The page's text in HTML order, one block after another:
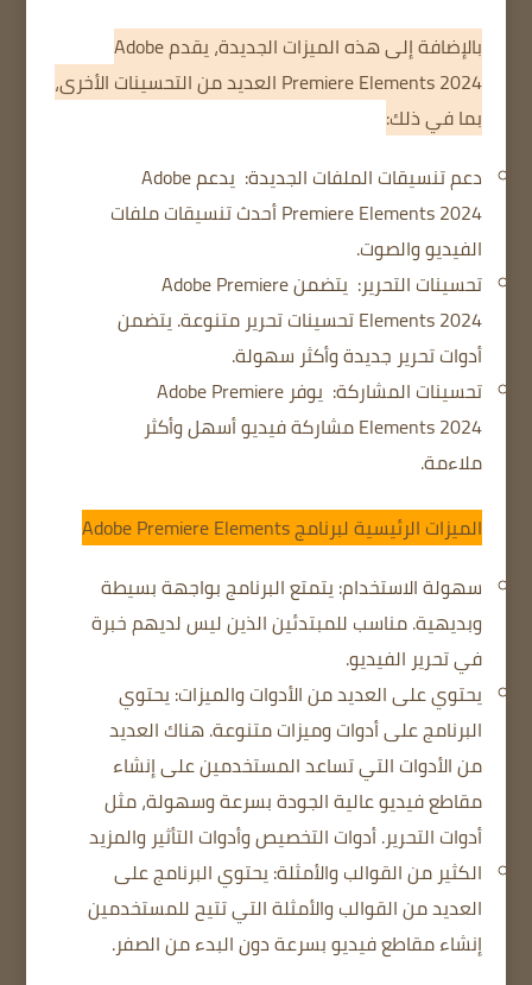
بالإضافة إلى هذه الميزات الجديدة، يقدم Adobe
Premiere Elements 2024 العديد من التحسينات الأخرى،
بما في ذلك:
دعم تنسيقات الملفات الجديدة:
يدعم Adobe
Premiere Elements 2024 أحدث تنسيقات ملفات
الفيديو والصوت.
تحسينات التحرير:
يتضمن Adobe Premiere
Elements 2024 تحسينات تحرير متنوعة.
يتضمن
أدوات تحرير جديدة وأكثر سهولة.
تحسينات المشاركة:
يوفر Adobe Premiere
Elements 2024 مشاركة فيديو أسهل وأكثر
ملاءمة.
الميزات الرئيسية لبرنامج Adobe Premiere Elements
سهولة الاستخدام: يتمتع البرنامج بواجهة بسيطة
وبديهية.مناسب للمبتدئين الذين ليس لديهم خبرة
في تحرير الفيديو.
يحتوي على العديد من الأدوات والميزات: يحتوي
البرنامج على أدوات وميزات متنوعة.هناك العديد
من الأدوات التي تساعد المستخدمين على إنشاء
مقاطع فيديو عالية الجودة بسرعة وسهولة، مثل
أدوات التحرير.أدوات التخصيصوأدوات التأثير والمزيد
الكثير من القوالب والأمثلة: يحتوي البرنامج على
العديد من القوالب والأمثلة التي تتيح للمستخدمين
إنشاء مقاطع فيديو بسرعة دون البدء من الصفر.